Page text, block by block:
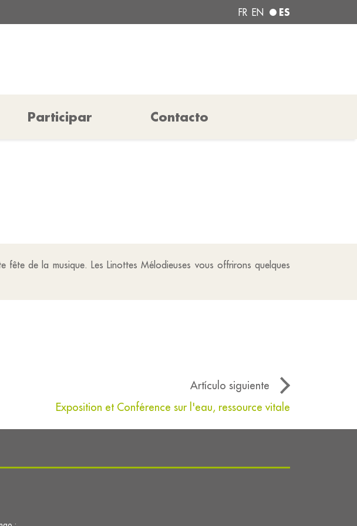
FR EN ES
Participar Contacto
de la musique. Les Linottes Mélodieuses vous offrirons quelques
Artículo siguiente
Exposition et Conférence sur l'eau, ressource vitale